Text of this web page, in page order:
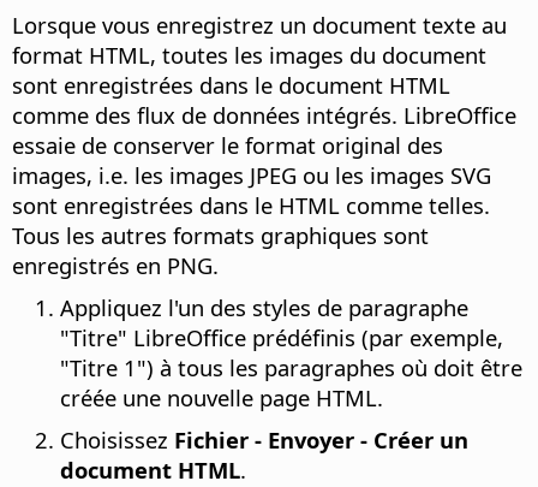
Lorsque vous enregistrez un document texte au
format HTML, toutes les images du document
sont enregistrées dans le document HTML
comme des flux de données intégrés. LibreOffice
essaie de conserver le format original des
images, i.e. les images JPEG ou les images SVG
sont enregistrées dans le HTML comme telles.
Tous les autres formats graphiques sont
enregistrés en PNG.
Appliquez l'un des styles de paragraphe
"Titre" LibreOffice prédéfinis (par exemple,
"Titre 1") à tous les paragraphes où doit être
créée une nouvelle page HTML.
Choisissez Fichier - Envoyer - Créer un
document HTML.